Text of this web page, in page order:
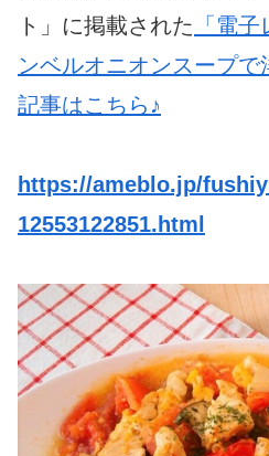
ト」に掲載された 「電
ンベルオニオンスープ
記事はこちら♪
https://ameblo.jp/
12553122851.html